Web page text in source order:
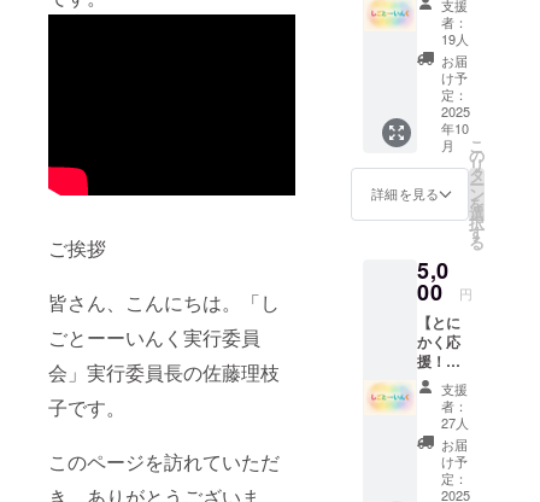
ご挨拶
皆さん、こんにちは。「し
ごとーーいんく実行委員
会」実行委員長の佐藤理枝
子です。
このページを訪れていただ
とーーいん
ティバル
（参加児童
40名、ボラ
ンティア100
名）など
プラ
ン】 支
援者の
皆様に
は、プ
ロジェ
クトの
歩みを
まとめ
た活動
報告書
をお届
す。
支援
者：
19人
お届
け予
定：
2025
年10
月
詳細を見る
こ
の
リ
タ
ー
ン
を
選
択
す
る
5,0
00 円
【とに
かく応
援！
5,000円
プラ
ン】 支
援者の
皆様に
は、プ
ロジェ
支援
者：
27人
お届
け予
定：
2025